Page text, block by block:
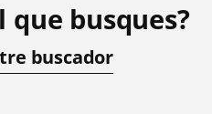
que busques?
buscador